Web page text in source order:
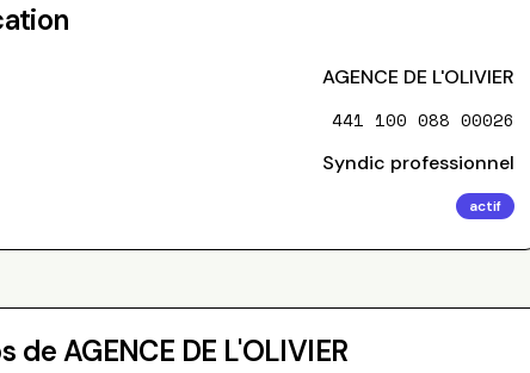
AGENCE DE L'OLIVIER
441 100 088 00026
Syndic professionnel
actif
deAGENCE DE L'OLIVIER